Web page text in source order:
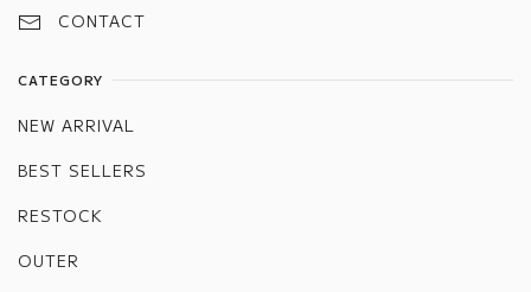
CONTACT
CATEGORY
NEW ARRIVAL
BEST SELLERS
RESTOCK
OUTER